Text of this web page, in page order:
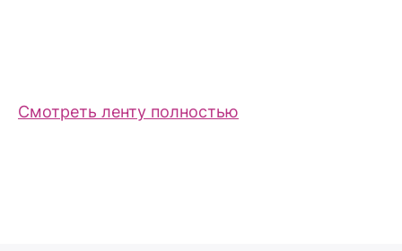
Смотреть ленту полностью